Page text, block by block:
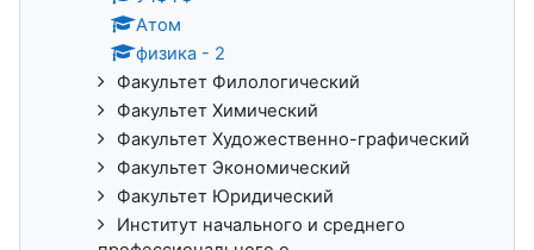
Атом
физика - 2
Факультет Филологический
Факультет Химический
Факультет Художественно-графический
Факультет Экономический
Факультет Юридический
Институт начального и среднего